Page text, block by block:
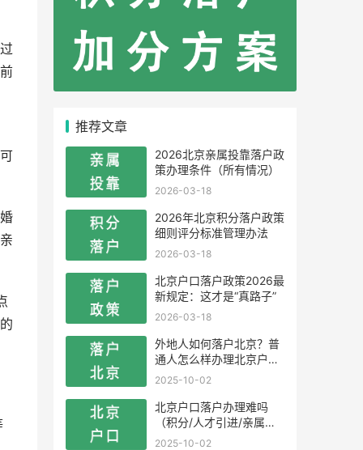
推荐文章
2026北京亲属投靠落户政
策办理条件（所有情况）
2026-03-18
2026年北京积分落户政策
细则评分标准管理办法
2026-03-18
北京户口落户政策2026最
新规定：这才是“真路子”
2026-03-18
外地人如何落户北京？普
通人怎么样办理北京户
口？
2025-10-02
北京户口落户办理难吗
（积分/人才引进/亲属投
靠）
2025-10-02